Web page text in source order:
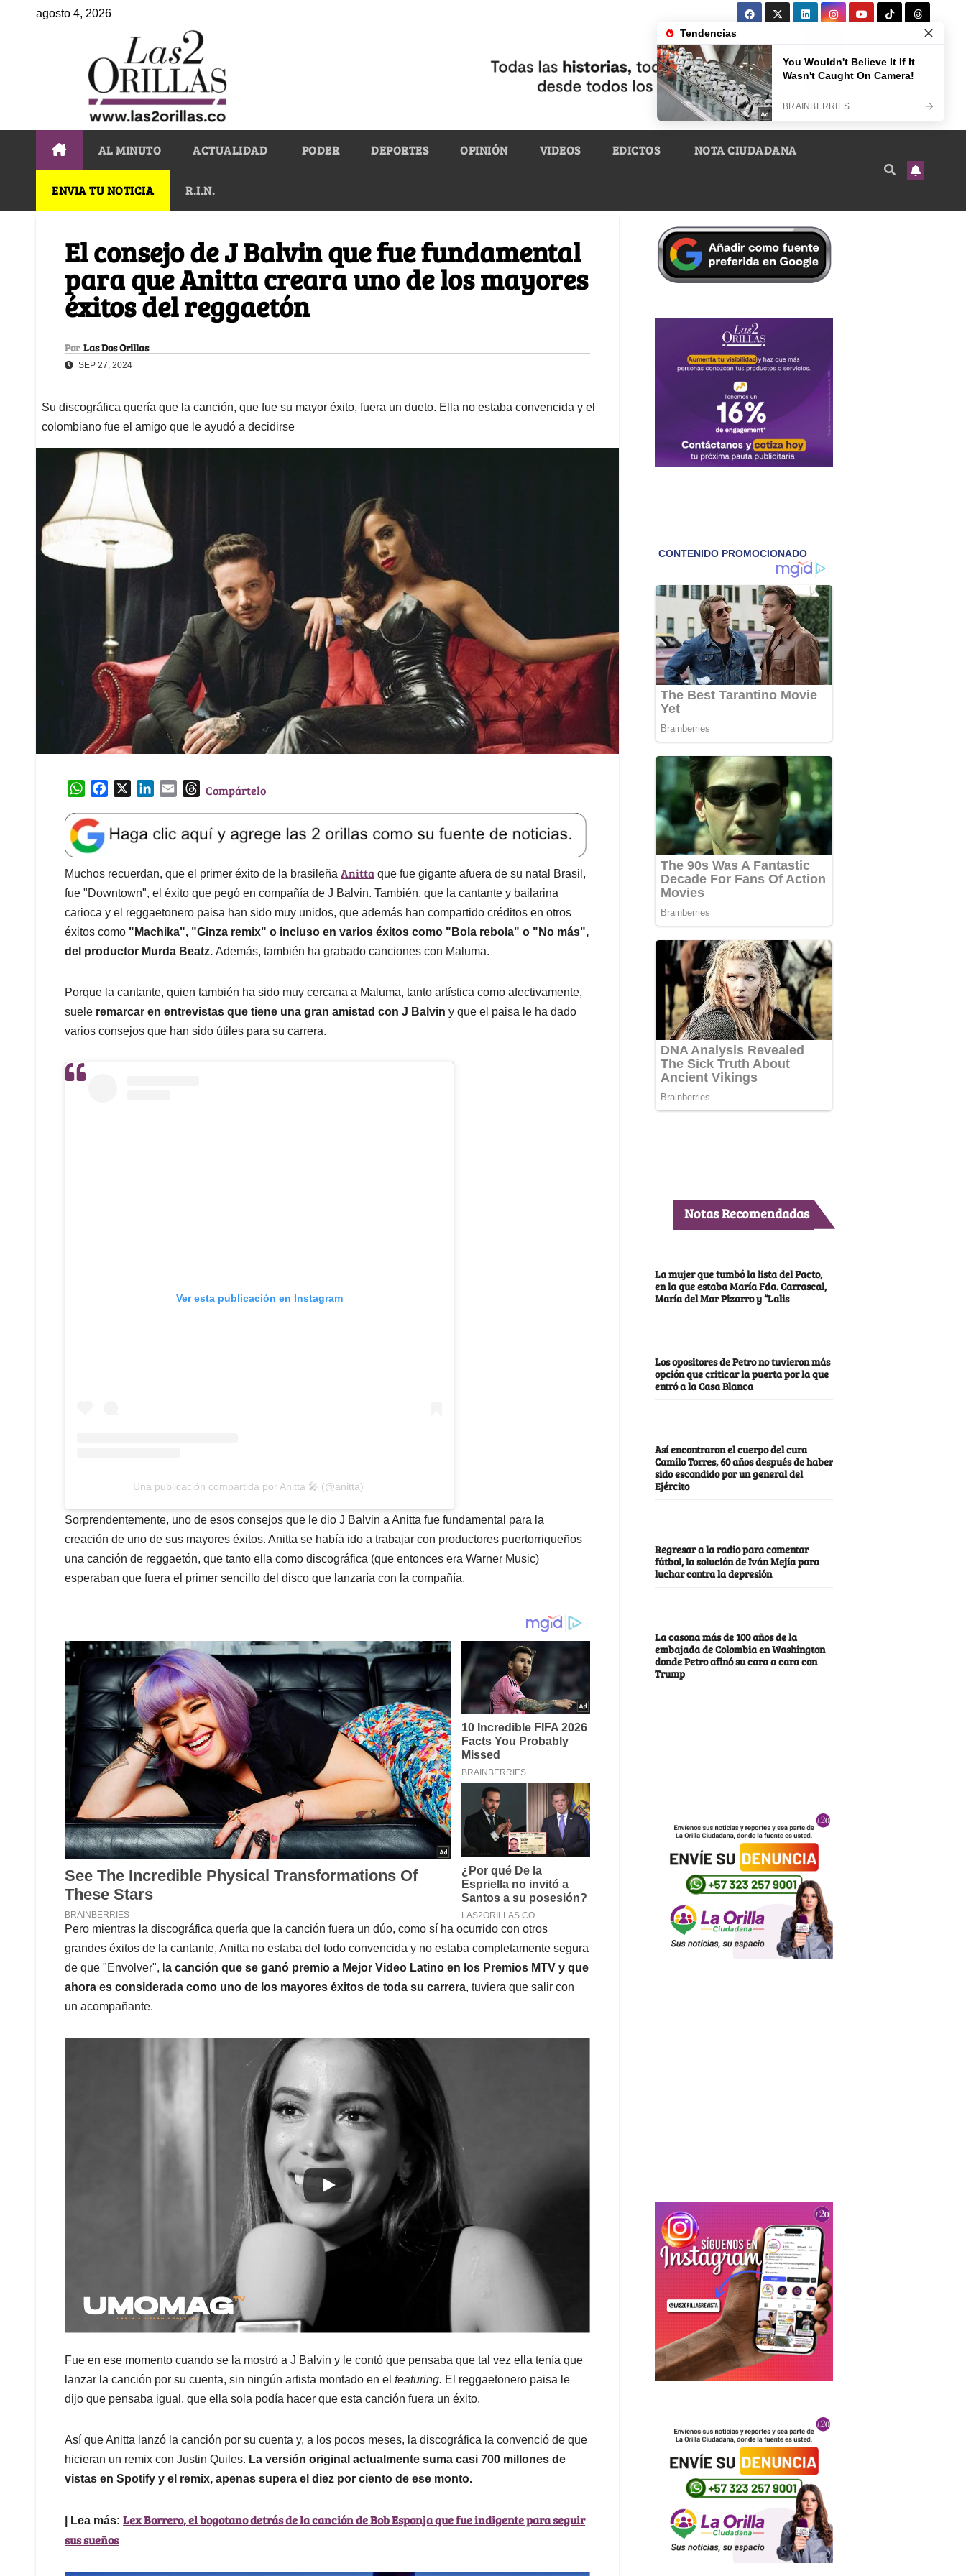
agosto 4, 2026
AL MINUTO ACTUALIDAD PODER DEPORTES OPINIÓN VIDEOS EDICTOS NOTA CIUDADANA
ENVIA TU NOTICIA R.I.N.
El consejo de J Balvin que fue fundamental
para que Anitta creara uno de los mayores
éxitos del reggaetón
Por Las Dos Orillas
SEP 27, 2024
Su discográfica quería que la canción, que fue su mayor éxito, fuera un dueto. Ella no estaba convencida y el
colombiano fue el amigo que le ayudó a decidirse
W
a
t
s
A
p
p
e
b
o
o
k
k
e
d
I
n
l
T
e
a
d
s
Compártelo
Muchos recuerdan, que el primer éxito de la brasileña Anitta que fue gigante afuera de su natal Brasil,
fue "Downtown", el éxito que pegó en compañía de J Balvin. También, que la cantante y bailarina
carioca y el reggaetonero paisa han sido muy unidos, que además han compartido créditos en otros
éxitos como "Machika", "Ginza remix" o incluso en varios éxitos como "Bola rebola" o "No más",
del productor Murda Beatz. Además, también ha grabado canciones con Maluma.
Porque la cantante, quien también ha sido muy cercana a Maluma, tanto artística como afectivamente,
suele remarcar en entrevistas que tiene una gran amistad con J Balvin y que el paisa le ha dado
varios consejos que han sido útiles para su carrera.
Ver esta publicación en Instagram
Una publicación compartida por Anitta 🎤 (@anitta)
Sorprendentemente, uno de esos consejos que le dio J Balvin a Anitta fue fundamental para la
creación de uno de sus mayores éxitos. Anitta se había ido a trabajar con productores puertorriqueños
una canción de reggaetón, que tanto ella como discográfica (que entonces era Warner Music)
esperaban que fuera el primer sencillo del disco que lanzaría con la compañía.
Pero mientras la discográfica quería que la canción fuera un dúo, como sí ha ocurrido con otros
grandes éxitos de la cantante, Anitta no estaba del todo convencida y no estaba completamente segura
de que "Envolver", l a canción que se ganó premio a Mejor Video Latino en los Premios MTV y que
ahora es considerada como uno de los mayores éxitos de toda su carrera, tuviera que salir con
un acompañante.
Fue en ese momento cuando se la mostró a J Balvin y le contó que pensaba que tal vez ella tenía que
lanzar la canción por su cuenta, sin ningún artista montado en el featuring. El reggaetonero paisa le
dijo que pensaba igual, que ella sola podía hacer que esta canción fuera un éxito.
Así que Anitta lanzó la canción por su cuenta y, a los pocos meses, la discográfica la convenció de que
hicieran un remix con Justin Quiles. La versión original actualmente suma casi 700 millones de
vistas en Spotify y el remix, apenas supera el diez por ciento de ese monto.
| Lea más: Lex Borrero, el bogotano detrás de la canción de Bob Esponja que fue indigente para seguir
sus sueños
Notas Recomendadas
La mujer que tumbó la lista del Pacto,
en la que estaba María Fda. Carrascal,
María del Mar Pizarro y “Lalis
Los opositores de Petro no tuvieron más
opción que criticar la puerta por la que
entró a la Casa Blanca
Así encontraron el cuerpo del cura
Camilo Torres, 60 años después de haber
sido escondido por un general del
Ejército
Regresar a la radio para comentar
fútbol, la solución de Iván Mejía para
luchar contra la depresión
La casona más de 100 años de la
embajada de Colombia en Washington
donde Petro afinó su cara a cara con
Trump